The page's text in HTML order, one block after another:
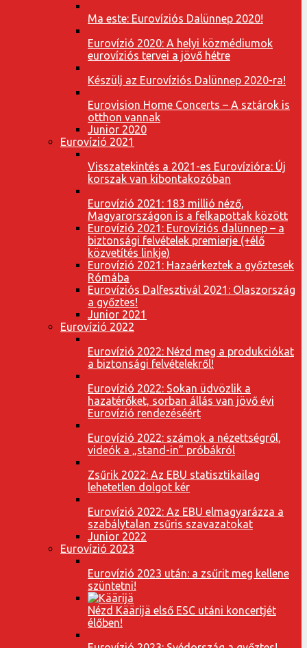
Ma este: Eurovíziós Dalünnep 2020!
Eurovízió 2020: A helyi közmédiumok
eurovíziós tervei a jövő hétre
Készülj az Eurovíziós Dalünnep 2020-ra!
Eurovision Home Concerts – A sztárok is
otthon vannak
Junior 2020
Eurovízió 2021
Visszatekintés a 2021-es Eurovízióra: Új
korszak van kibontakozóban
Eurovízió 2021: 183 millió néző,
Magyarországon is a felkapottak között
Eurovízió 2021: Eurovíziós dalünnep – a
biztonsági felvételek premierje (+élő
közvetítés linkje)
Eurovízió 2021: Hazaérkeztek a győztesek
Rómába
Eurovíziós Dalfesztivál 2021: Olaszország
a győztes!
Junior 2021
Eurovízió 2022
Eurovízió 2022: Nézd meg a produkciókat
a biztonsági felvételekről!
Eurovízió 2022: Sokan üdvözlik a
hazatérőket, sorban állás van jövő évi
Eurovízió rendezéséért
Eurovízió 2022: számok a nézettségről,
videók a „stand-in” próbákról
Zsűrik 2022: Az EBU statisztikailag
lehetetlen dolgot kér
Eurovízió 2022: Az EBU elmagyarázza a
szabálytalan zsűris szavazatokat
Junior 2022
Eurovízió 2023
Eurovízió 2023 után: a zsűrit meg kellene
szüntetni!
Nézd Käärijä első ESC utáni koncertjét
élőben!